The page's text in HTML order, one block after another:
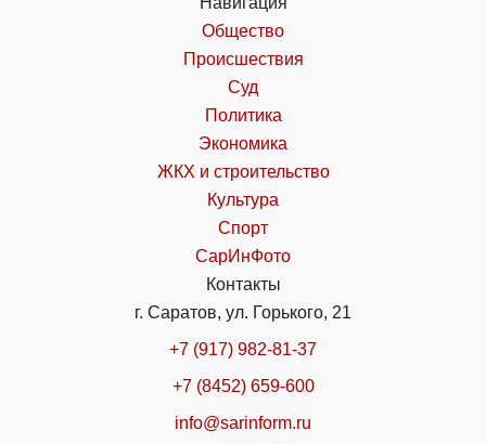
Общество
Происшествия
Суд
Политика
Экономика
ЖКХ и строительство
Культура
Спорт
СарИнФото
Контакты
г. Саратов, ул. Горького, 21
+7 (917) 982-81-37
+7 (8452) 659-600
info@sarinform.ru